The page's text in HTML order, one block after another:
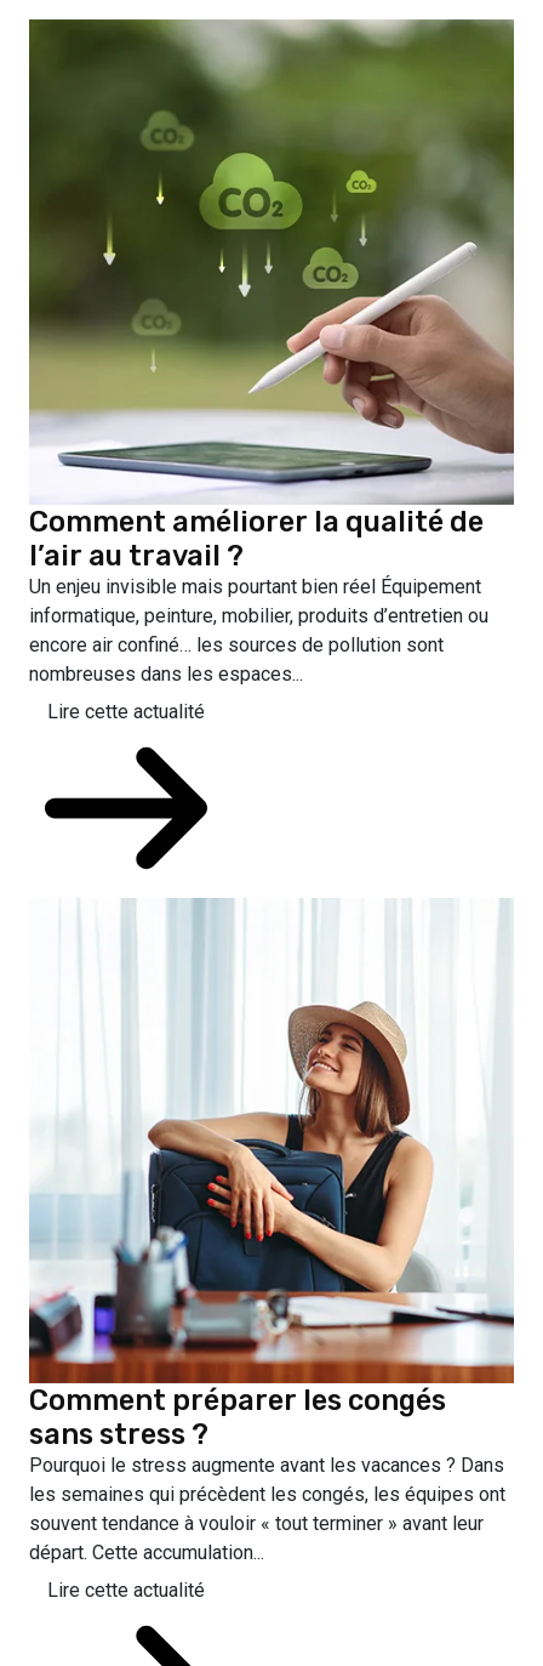
Comment améliorer la qualité de
l’air au travail ?
Un enjeu invisible mais pourtant bien réel Équipement
informatique, peinture, mobilier, produits d’entretien ou
encore air confiné… les sources de pollution sont
nombreuses dans les espaces...
Lire cette actualité
Comment préparer les congés
sans stress ?
Pourquoi le stress augmente avant les vacances ? Dans
les semaines qui précèdent les congés, les équipes ont
souvent tendance à vouloir « tout terminer » avant leur
départ. Cette accumulation...
Lire cette actualité